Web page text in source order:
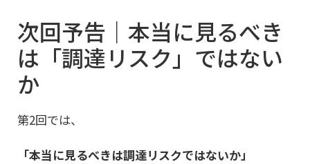
次回予告｜本当に見るべき
は「調達リスク」ではない
か
第2回では、
「本当に見るべきは調達リスクではないか」